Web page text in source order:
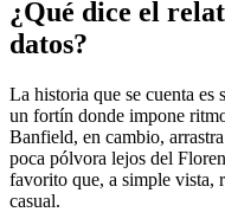
¿Qué dice el
datos?
La historia que se cuenta es
un fortín donde impone
Banfield, en cambio,
poca pólvora lejos del
favorito que, a simple vista,
casual.